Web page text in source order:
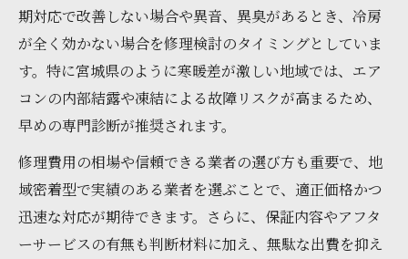
期対応で改善しない場合や異音、異臭があるとき、冷房
が全く効かない場合を修理検討のタイミングとしていま
す。特に宮城県のように寒暖差が激しい地域では、エア
コンの内部結露や凍結による故障リスクが高まるため、
早めの専門診断が推奨されます。
修理費用の相場や信頼できる業者の選び方も重要で、地
域密着型で実績のある業者を選ぶことで、適正価格かつ
迅速な対応が期待できます。さらに、保証内容やアフタ
ーサービスの有無も判断材料に加え、無駄な出費を抑え